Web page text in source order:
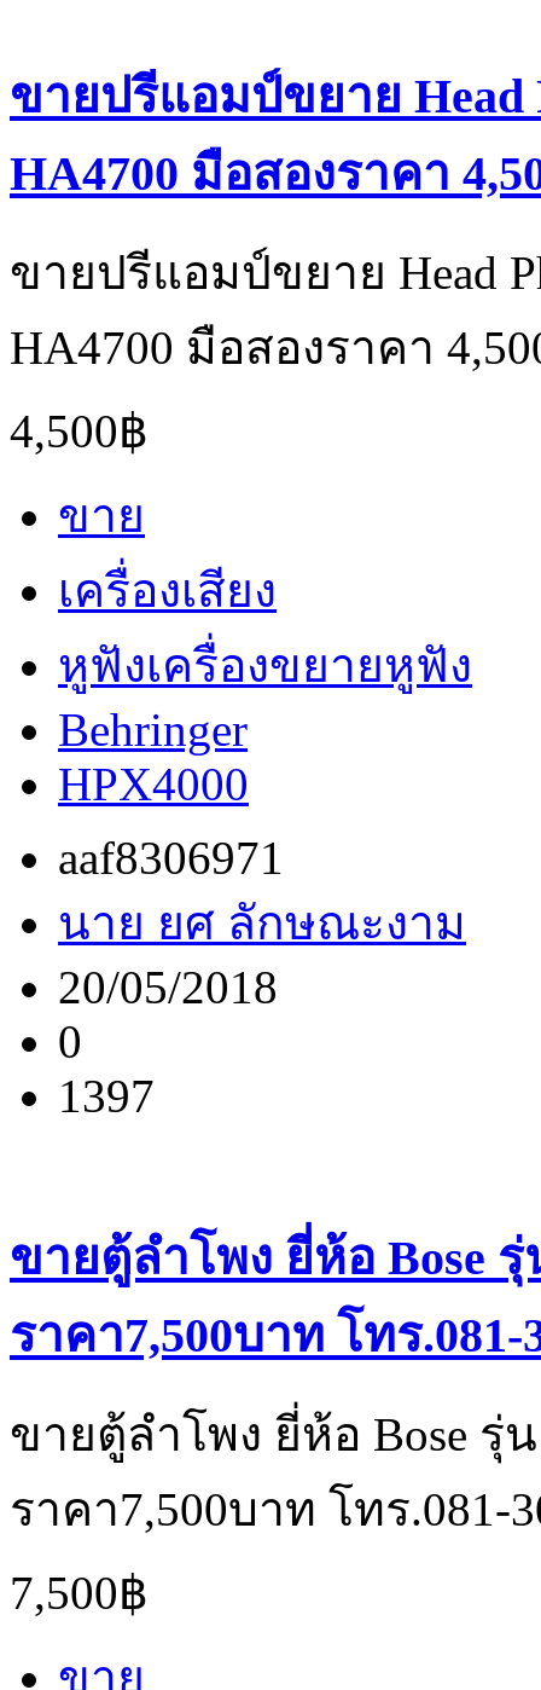
ขายปรีแอมป์ขยาย Head
HA4700 มือสองราคา
ขายปรีแอมป์ขยาย Head
HA4700 มือสองราคา
4,500฿
ขาย
เครื่องเสียง
หูฟังเครื่องขยายหูฟัง
Behringer
HPX4000
aaf8306971
นาย ยศ ลักษณะงาม
20/05/2018
0
1397
ขายตู้ลำโพง ยี่ห้อ Bose
ราคา7,500บาท โทร.081-
ขายตู้ลำโพง ยี่ห้อ Bose รุ่
ราคา7,500บาท โทร.081-
7,500฿
ขาย